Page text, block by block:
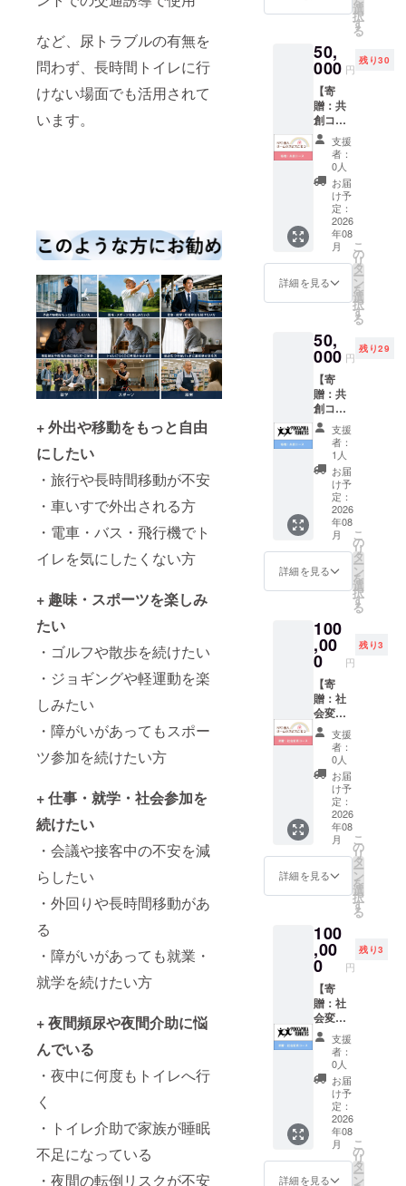
など、尿トラブルの有無を
問わず、長時間トイレに行
けない場面でも活用されて
います。
+ 外出や移動をもっと自由
にしたい
・旅行や長時間移動が不安
・車いすで外出される方
・電車・バス・飛行機でト
イレを気にしたくない方
+ 趣味・スポーツを楽しみ
たい
・ゴルフや散歩を続けたい
・ジョギングや軽運動を楽
しみたい
・障がいがあってもスポー
ツ参加を続けたい方
+ 仕事・就学・社会参加を
続けたい
・会議や接客中の不安を減
らしたい
・外回りや長時間移動があ
る
・障がいがあっても就業・
就学を続けたい方
+ 夜間頻尿や夜間介助に悩
んでいる
・夜中に何度もトイレへ行
く
・トイレ介助で家族が睡眠
不足になっている
・夜間の転倒リスクが不安
枚を
『認定
営利法
人ぽっ
かぽか
ラン
ナー
ズ』へ
寄贈し
ます。
支援い
ただい
た方へ
サンク
スカー
ドをお
送りし
ます。
※サンク
スで同
一の物
となり
ます。
選
択
す
る
50,
000 円
残り30
【寄
贈：共
創コー
ス】 1
口集ま
るごと
に、新
しいタ
イムシ
フト30
個と専
用アン
ダー
ウェア
10枚を
『特定
活動法
人ホー
ムホス
ピスこ
まつ』
へ寄贈
しま
す。 支
援いた
だいた
方へサ
ンクス
カード
をお送
りしま
す。 ※
サンク
スで同
一の物
となり
ます。
支援
者：
0人
お届
け予
定：
2026
年08
月
詳細を見る
こ
の
リ
タ
ー
ン
を
選
択
す
る
50,
000 円
残り29
【寄
贈：共
創コー
ス】 1
口集ま
るごと
に、新
しいタ
イムシ
フト30
個と専
用アン
ダー
ウェア
10枚を
『認定
営利法
人ぽっ
かぽか
ラン
ナー
ズ』へ
寄贈し
ます。
支援い
ただい
た方へ
サンク
スカー
ドをお
送りし
ます。
※サンク
スカー
ドは寄
贈コー
一の物
となり
ます。
支援
者：
1人
お届
け予
定：
2026
年08
月
詳細を見る
こ
の
リ
タ
ー
ン
を
選
択
す
る
100
,00
0 円
残り3
【寄
贈：社
会変革
コー
ス】 1
口集ま
るごと
に、新
しいタ
イムシ
フト60
個と専
用アン
ダー
ウェア
20枚を
非営利
活動法
人ホー
ムホス
ピスこ
まつ』
へ寄贈
しま
す。 支
援いた
だいた
方へサ
ンクス
カード
をお送
りしま
す。 ※
サンク
支援
者：
0人
お届
け予
定：
2026
年08
月
詳細を見る
こ
の
リ
タ
ー
ン
を
選
択
す
る
100
,00
0 円
残り3
【寄
贈：社
会変革
コー
ス】 1
口集ま
るごと
に、新
しいタ
イムシ
フト60
個と専
用アン
ダー
支援
者：
0人
お届
け予
定：
2026
年08
月
詳細を見る
こ
の
リ
タ
ー
ン